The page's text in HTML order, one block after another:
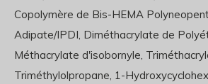
Copolymère de Bis-HEMA
Adipate/IPDI, Diméthacrylate de
Méthacrylate d'isobornyle,
Triméthylolpropane, 1-